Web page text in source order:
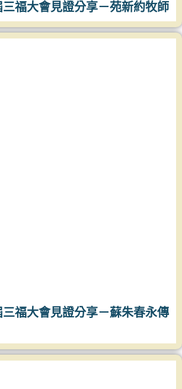
福大會見證分享－苑新約牧師
福大會見證分享－蘇朱春永傳